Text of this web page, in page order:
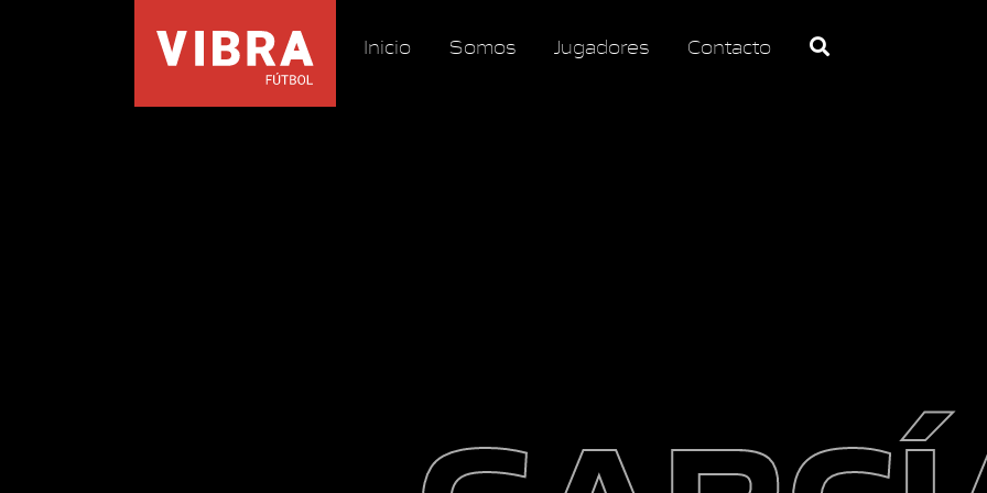
Inicio Somos Jugadores Contacto